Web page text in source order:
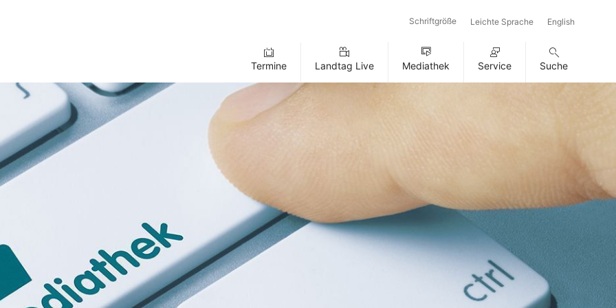
Schriftgröße Leichte Sprache English
Termine Landtag Live Mediathek Service Suche